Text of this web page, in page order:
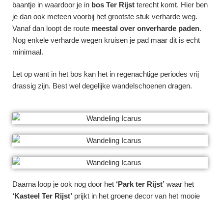
baantje in waardoor je in bos Ter Rijst terecht komt. Hier ben
je dan ook meteen voorbij het grootste stuk verharde weg.
Vanaf dan loopt de route meestal over onverharde paden.
Nog enkele verharde wegen kruisen je pad maar dit is echt
minimaal.
Let op want in het bos kan het in regenachtige periodes vrij
drassig zijn. Best wel degelijke wandelschoenen dragen.
Daarna loop je ook nog door het ‘Park ter Rijst’ waar het
‘Kasteel Ter Rijst’ prijkt in het groene decor van het mooie